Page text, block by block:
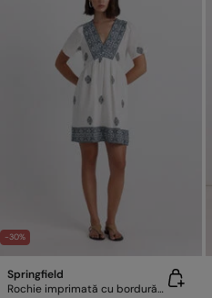
-30%
Springfield
Rochie imprimată cu bordură decorativă